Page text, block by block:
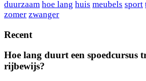
duurzaam hoe lang huis meubels sport
zomer zwanger
Recent
Hoe lang duurt een spoedcursus
rijbewijs?